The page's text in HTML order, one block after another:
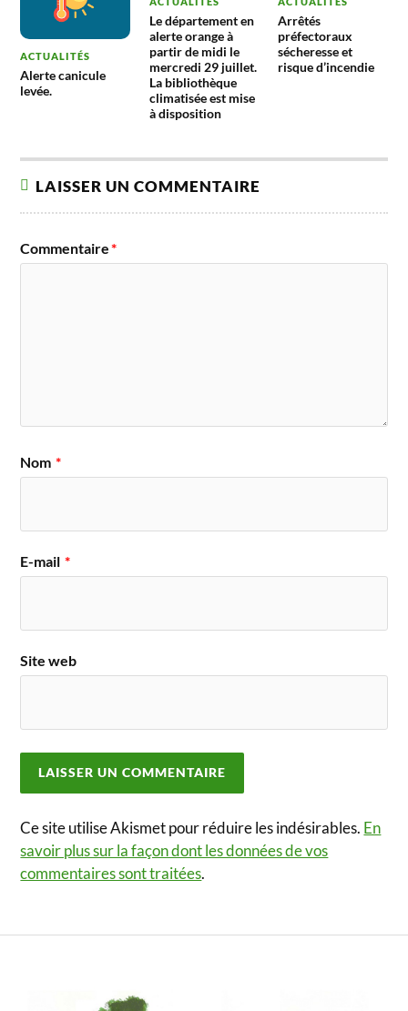
ACTUALITÉS
Alerte canicule
levée.
Le département en
alerte orange à
partir de midi le
mercredi 29 juillet.
La bibliothèque
climatisée est mise
à disposition
Arrêtés
préfectoraux
sécheresse et
risque d’incendie
LAISSER UN COMMENTAIRE
Commentaire*
Nom *
E-mail *
Site web
Ce site utilise Akismet pour réduire les indésirables. En
savoir plus sur la façon dont les données de vos
commentaires sont traitées.